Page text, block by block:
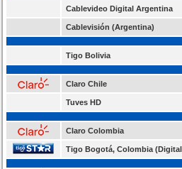
Cablevideo Digital Argentina
Cablevisión (Argentina)
Tigo Bolivia
Claro Chile
Tuves HD
Claro Colombia
Tigo Bogotá, Colombia